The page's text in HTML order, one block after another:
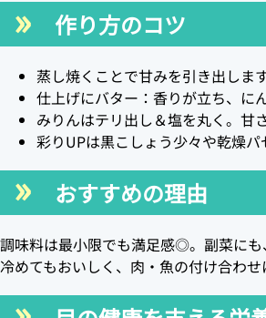
作り方のコツ
蒸し焼くことで甘みを引き出します
仕上げにバター：香りが立ち、に
みりんはテリ出し＆塩を丸く。甘
彩りUPは黒こしょう少々や乾燥パ
おすすめの理由
調味料は最小限でも満足感◎。副菜にも
冷めてもおいしく、肉・魚の付け合わせ